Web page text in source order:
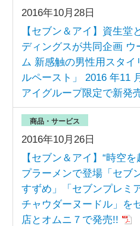
2016年10月28日
【セブン＆アイ】資生堂
ディングスが共同企画
ム 新感触の男性用スタ
ルペースト」 2016 年11
アイグループ限定で新発
2016年10月26日
商品・サービス
【セブン＆アイ】“時空
プラーメンで登場「セブ
すずめ」「セブンプレミ
チャウダーヌードル」を
店とオムニ７で発売!!